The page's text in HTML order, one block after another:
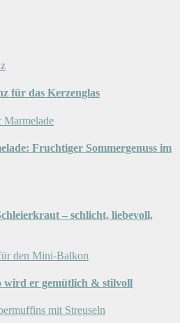
für das Kerzenglas
Fruchtiger Sommergenuss im
– schlicht, liebevoll,
wird er gemütlich & stilvoll